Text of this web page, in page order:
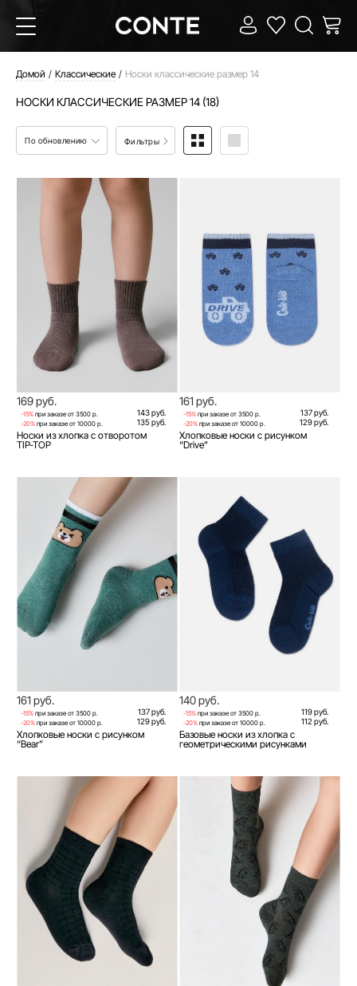
Домой Классические Носки классические размер 14
НОСКИ КЛАССИЧЕСКИЕ РАЗМЕР 14 (18)
По обновлению Фильтры
169 руб.
-15% при заказе от 3500 р. 143 руб.
-20% при заказе от 10000 р. 135 руб.
Носки из хлопка с отворотом
TIP-TOP
161 руб.
-15% при заказе от 3500 р. 137 руб.
-20% при заказе от 10000 р. 129 руб.
Хлопковые носки с рисунком
“Drive”
161 руб.
-15% при заказе от 3500 р. 137 руб.
-20% при заказе от 10000 р. 129 руб.
Хлопковые носки с рисунком
“Bear”
140 руб.
-15% при заказе от 3500 р. 119 руб.
-20% при заказе от 10000 р. 112 руб.
Базовые носки из хлопка с
геометрическими рисунками